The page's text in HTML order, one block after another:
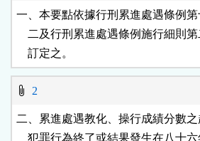
按
鈕
區
一、本要點依據行刑累進處遇條例
二及行刑累進處遇條例施行細則
    訂定之。
2
二、累進處遇教化、操行成績分數
犯罪行為終了或結果發生在八十